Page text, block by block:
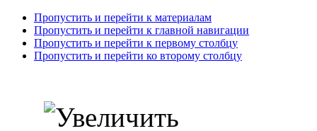
Пропустить и перейти к материалам
Пропустить и перейти к главной навигации
Пропустить и перейти к первому столбцу
Пропустить и перейти ко второму столбцу